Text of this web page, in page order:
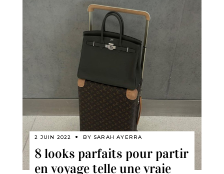
2 JUIN 2022 BY SARAH AYERRA
8 looks parfaits pour partir
en voyage telle une vraie